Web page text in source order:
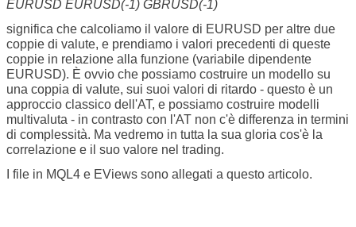
EURUSD EURUSD(-1) GBRUSD(-1)
significa che calcoliamo il valore di EURUSD per altre due
coppie di valute, e prendiamo i valori precedenti di queste
coppie in relazione alla funzione (variabile dipendente
EURUSD). È ovvio che possiamo costruire un modello su
una coppia di valute, sui suoi valori di ritardo - questo è un
approccio classico dell'AT, e possiamo costruire modelli
multivaluta - in contrasto con l'AT non c'è differenza in termini
di complessità. Ma vedremo in tutta la sua gloria cos'è la
correlazione e il suo valore nel trading.
I file in MQL4 e EViews sono allegati a questo articolo.